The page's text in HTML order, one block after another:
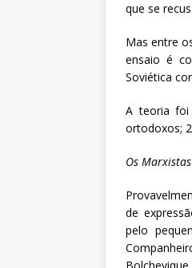
que se
Mas entre
ensaio é
Soviética
A teoria foi
ortodoxos;
Os
de
pelo